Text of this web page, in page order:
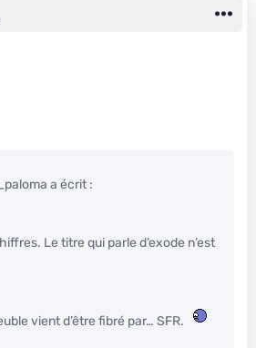
a écrit :
Le titre qui parle d’exode n’est
vient d’être fibré par… SFR.